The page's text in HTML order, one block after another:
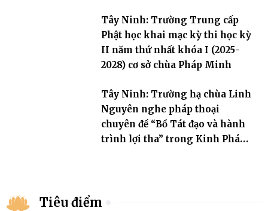
Tây Ninh: Trường Trung cấp
Phật học khai mạc kỳ thi học kỳ
II năm thứ nhất khóa I (2025-
2028) cơ sở chùa Pháp Minh
Tây Ninh: Trường hạ chùa Linh
Nguyên nghe pháp thoại
chuyên đề “Bồ Tát đạo và hành
trình lợi tha” trong Kinh Pháp
Tiêu điểm